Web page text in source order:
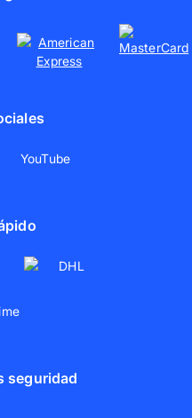
seguridad